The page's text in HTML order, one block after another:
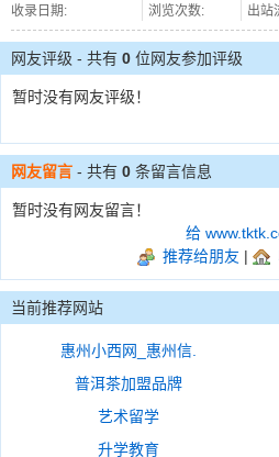
收录日期: 浏览次数: 出站
网友评级 - 共有 0 位网友参加评级
暂时没有网友评级！
网友留言 - 共有 0 条留言信息
暂时没有网友留言！
给
推荐给朋友 |
当前推荐网站
惠州小西网_惠州信.
普洱茶加盟品牌
艺术留学
升学教育